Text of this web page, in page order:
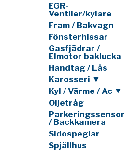
EGR-
Ventiler/kylare
Fram / Bakvagn
Fönsterhissar
Gasfjädrar /
Elmotor baklucka
Handtag / Lås
Karosseri ▼
Kyl / Värme / Ac ▼
Oljetråg
Parkeringssensor
/ Backkamera
Sidospeglar
Spjällhus